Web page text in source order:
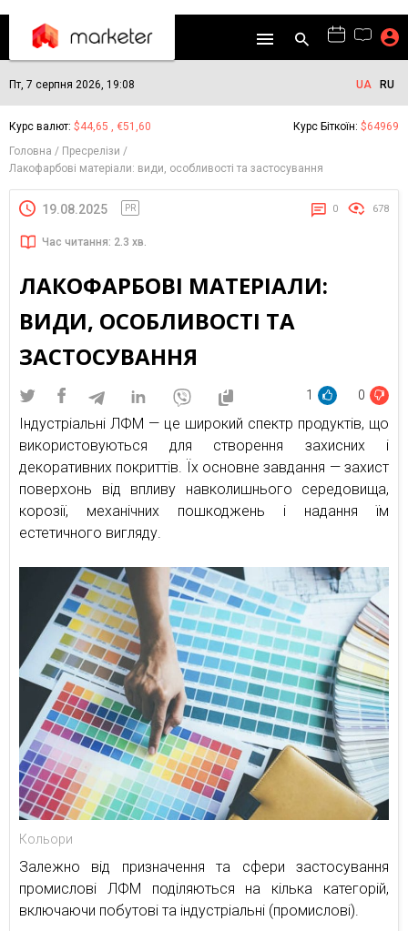
Пт, 7 серпня 2026, 19:08 UA RU
Курс валют: $44,65 , €51,60 Курс Біткоїн: $64969
Головна
Пресрелізи
Лакофарбові матеріали: види, особливості та застосування
19.08.2025 PR 0 678
Час читання: 2.3 хв.
ЛАКОФАРБОВІ МАТЕРІАЛИ:
ВИДИ, ОСОБЛИВОСТІ ТА
ЗАСТОСУВАННЯ
1 0
Індустріальні ЛФМ — це широкий спектр продуктів, що
використовуються для створення захисних і
декоративних покриттів. Їх основне завдання — захист
поверхонь від впливу навколишнього середовища,
корозії, механічних пошкоджень і надання їм
естетичного вигляду.
Кольори
Залежно від призначення та сфери застосування
промислові ЛФМ поділяються на кілька категорій,
включаючи побутові та індустріальні (промислові).